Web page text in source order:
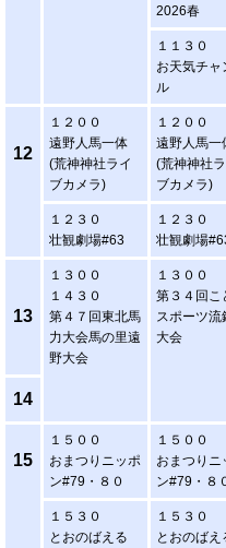
2026春
１１３０
お天気チャ
ル
12
１２００
遠野人馬一体
(荒神神社ライ
ブカメラ)
１２００
遠野人馬一
(荒神神社
ブカメラ)
１２３０
壮観劇場#63
１２３０
壮観劇場
13
１３００
１４３０
第４７回東北馬
力大会馬の里遠
野大会
１３００
第３４回こ
スポーツ流
大会
14
15
１５００
おまつりニッポ
ン#79・８０
１５００
おまつりニ
ン#79・８
１５３０
とおのばえる
１５３０
とおのばえ